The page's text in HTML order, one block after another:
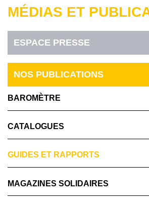
MÉDIAS ET
ESPACE PRESSE
NOS PUBLICATIONS
BAROMÈTRE
CATALOGUES
GUIDES ET RAPPORTS
MAGAZINES SOLIDAIRES